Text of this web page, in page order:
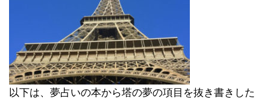
以下は、夢占いの本から塔の夢の項目を抜き書きした